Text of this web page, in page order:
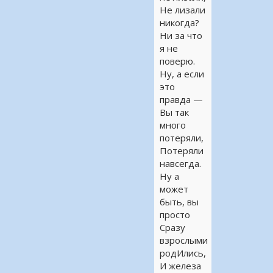
Не лизали
никогда?
Ни за что
я не
поверю.
Ну, а если
это
правда —
Вы так
много
потеряли,
Потеряли
навсегда.
Ну а
может
быть, вы
просто
Сразу
взрослыми
родИлись,
И железа